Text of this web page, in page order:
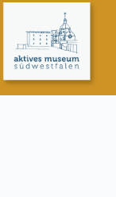
Zum
springen